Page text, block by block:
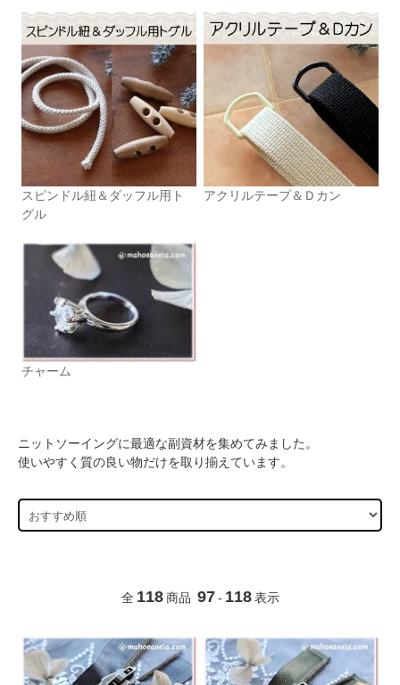
スピンドル紐＆ダッフル用ト
グル
アクリルテープ＆Ｄカン
チャーム
ニットソーイングに最適な副資材を集めてみました。
使いやすく質の良い物だけを取り揃えています。
全 118 商品 97 - 118 表示